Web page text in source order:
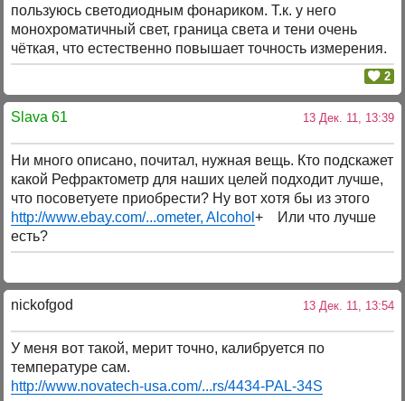
пользуюсь светодиодным фонариком. Т.к. у него
монохроматичный свет, граница света и тени очень
чёткая, что естественно повышает точность измерения.
2
Slava 61 13 Дек. 11, 13:39
Ни много описано, почитал, нужная вещь. Кто подскажет
какой Рефрактометр для наших целей подходит лучше,
что посоветуете приобрести? Ну вот хотя бы из этого
http://www.ebay.com/...ometer, Alcohol+ Или что лучше
есть?
nickofgod 13 Дек. 11, 13:54
У меня вот такой, мерит точно, калибруется по
температуре сам.
http://www.novatech-usa.com/...rs/4434-PAL-34S